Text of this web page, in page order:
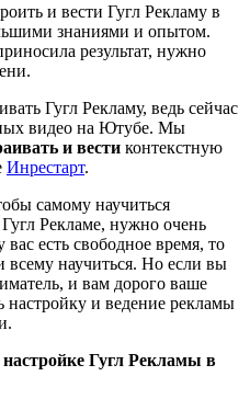
и вести Гугл Рекламу в
знаниями и опытом.
результат, нужно
Гугл Рекламу, ведь сейчас
видео на Ютубе. Мы
и вести контекстную
Инрестарт.
самому научиться
Рекламе, нужно очень
есть свободное время, то
всему научиться. Но если вы
и вам дорого ваше
настройку и ведение рекламы
настройке Гугл Рекламы в